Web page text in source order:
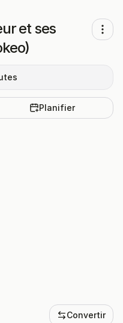
et ses
Planifier
Convertir